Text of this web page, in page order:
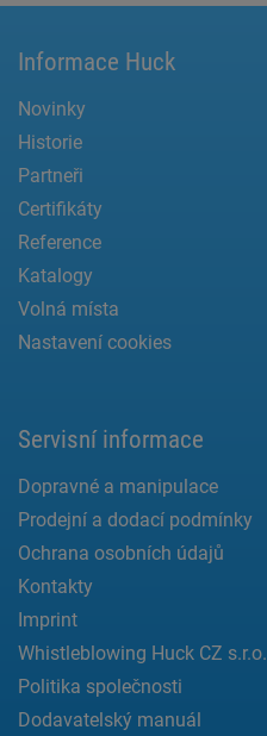
Informace Huck
Novinky
Historie
Partneři
Certifikáty
Reference
Katalogy
Volná místa
Nastavení cookies
Servisní informace
Dopravné a manipulace
Prodejní a dodací podmínky
Ochrana osobních údajů
Kontakty
Imprint
Whistleblowing Huck CZ s.r.o.
Politika společnosti
Dodavatelský manuál